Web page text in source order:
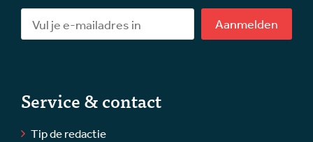
Aanmelden
Service & contact
Tip de redactie